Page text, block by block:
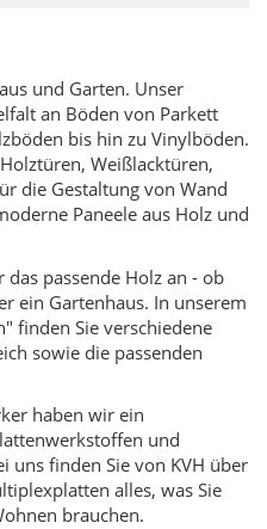
und Garten. Unser
an Böden von Parkett
bis hin zu Vinylböden.
Weißlacktüren,
die Gestaltung von Wand
Paneele aus Holz und
passende Holz an - ob
ein Gartenhaus. In unserem
finden Sie verschiedene
sowie die passenden
haben wir ein
und
uns finden Sie von KVH über
alles, was Sie
brauchen.